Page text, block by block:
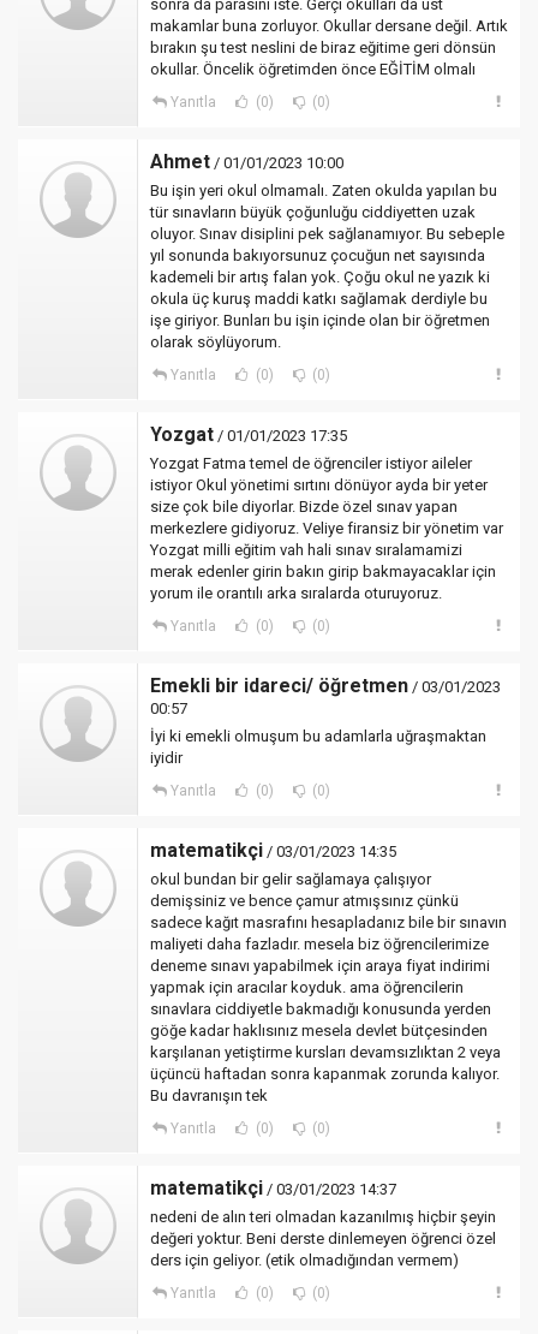
sonra da parasını iste. Gerçi okulları da üst
makamlar buna zorluyor. Okullar dersane değil. Artık
bırakın şu test neslini de biraz eğitime geri dönsün
okullar. Öncelik öğretimden önce EĞİTİM olmalı
Yanıtla (0) (0)
Ahmet / 01/01/2023 10:00
Bu işin yeri okul olmamalı. Zaten okulda yapılan bu
tür sınavların büyük çoğunluğu ciddiyetten uzak
oluyor. Sınav disiplini pek sağlanamıyor. Bu sebeple
yıl sonunda bakıyorsunuz çocuğun net sayısında
kademeli bir artış falan yok. Çoğu okul ne yazık ki
okula üç kuruş maddi katkı sağlamak derdiyle bu
işe giriyor. Bunları bu işin içinde olan bir öğretmen
olarak söylüyorum.
Yanıtla (0) (0)
Yozgat / 01/01/2023 17:35
Yozgat Fatma temel de öğrenciler istiyor aileler
istiyor Okul yönetimi sırtını dönüyor ayda bir yeter
size çok bile diyorlar. Bizde özel sınav yapan
merkezlere gidiyoruz. Veliye firansiz bir yönetim var
Yozgat milli eğitim vah hali sınav sıralamamizi
merak edenler girin bakın girip bakmayacaklar için
yorum ile orantılı arka sıralarda oturuyoruz.
Yanıtla (0) (0)
Emekli bir idareci/ öğretmen / 03/01/2023
00:57
İyi ki emekli olmuşum bu adamlarla uğraşmaktan
iyidir
Yanıtla (0) (0)
matematikçi / 03/01/2023 14:35
okul bundan bir gelir sağlamaya çalışıyor
demişsiniz ve bence çamur atmışsınız çünkü
sadece kağıt masrafını hesapladanız bile bir sınavın
maliyeti daha fazladır. mesela biz öğrencilerimize
deneme sınavı yapabilmek için araya fiyat indirimi
yapmak için aracılar koyduk. ama öğrencilerin
sınavlara ciddiyetle bakmadığı konusunda yerden
göğe kadar haklısınız mesela devlet bütçesinden
karşılanan yetiştirme kursları devamsızlıktan 2 veya
üçüncü haftadan sonra kapanmak zorunda kalıyor.
Bu davranışın tek
Yanıtla (0) (0)
matematikçi / 03/01/2023 14:37
nedeni de alın teri olmadan kazanılmış hiçbir şeyin
değeri yoktur. Beni derste dinlemeyen öğrenci özel
ders için geliyor. (etik olmadığından vermem)
Yanıtla (0) (0)